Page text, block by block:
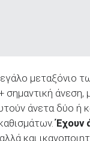
μεταξόνιο
σημαντική
άνετα δύο ή
Έχουν
και